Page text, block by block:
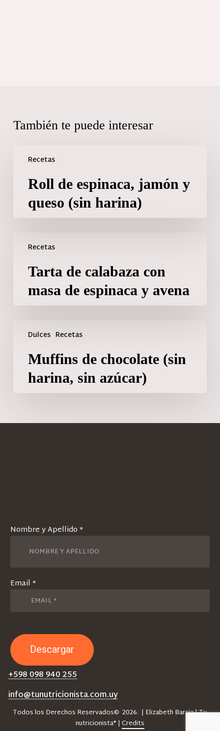
También te puede interesar
Recetas
Roll de espinaca, jamón y
queso (sin harina)
Recetas
Tarta de calabaza con
masa de espinaca y avena
Dulces Recetas
Muffins de chocolate (sin
harina, sin azúcar)
Nombre y Apellido *
Email *
+598 098 940 255
info@tunutricionista.com.uy
Todos los Derechos Reservados©2026. | Elizabeth Barcia | Tu
nutricionista® | Credits